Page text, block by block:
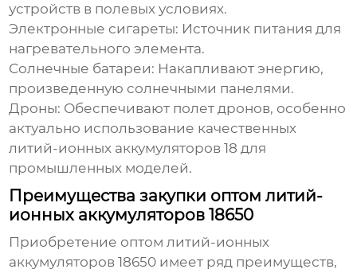
устройств в полевых условиях.
Электронные сигареты: Источник питания для
нагревательного элемента.
Солнечные батареи: Накапливают энергию,
произведенную солнечными панелями.
Дроны: Обеспечивают полет дронов, особенно
актуально использование качественных
литий-ионных аккумуляторов 18 для
промышленных моделей.
Преимущества закупки оптом литий-
ионных аккумуляторов 18650
Приобретение оптом литий-ионных
аккумуляторов 18650 имеет ряд преимуществ,